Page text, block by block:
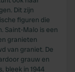
Dit zijn
figuren die
Saint-Malo is een
granieten
van graniet. De
grauw en
bleek in 1944